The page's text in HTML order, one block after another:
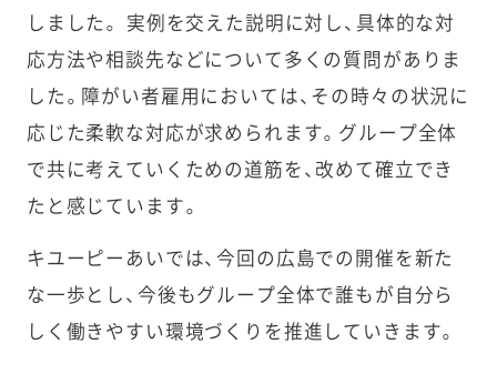
しました。 実例を交えた説明に対し、具体的な対
応方法や相談先などについて多くの質問がありま
した。障がい者雇用においては、その時々の状況に
応じた柔軟な対応が求められます。グループ全体
で共に考えていくための道筋を、改めて確立でき
たと感じています。
キユーピーあいでは、今回の広島での開催を新た
な一歩とし、今後もグループ全体で誰もが自分ら
しく働きやすい環境づくりを推進していきます。